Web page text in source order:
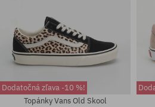
Dodatočná zľava -10 %!
Topánky Vans Old Skool